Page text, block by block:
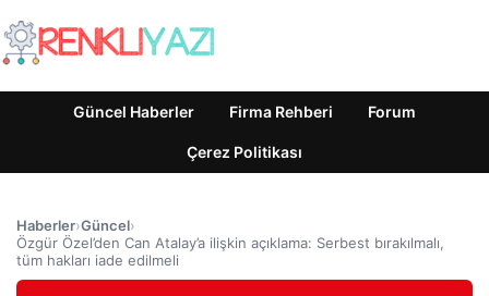
Güncel Haberler Firma Rehberi Forum
Çerez Politikası
Haberler›Güncel›
Özgür Özel’den Can Atalay’a ilişkin açıklama: Serbest bırakılmalı,
tüm hakları iade edilmeli